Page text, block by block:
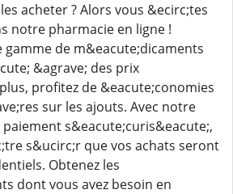
acheter ? Alors vous &ecirc;tes
notre pharmacie en ligne !
gamme de m&eacute;dicaments
&agrave; des prix
profitez de &eacute;conomies
sur les ajouts. Avec notre
s&eacute;curis&eacute;,
s&ucirc;r que vos achats seront
Obtenez les
dont vous avez besoin en